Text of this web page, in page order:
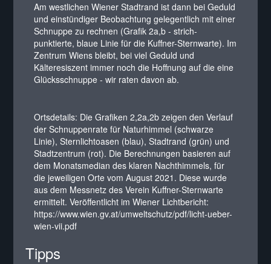
Am westlichen Wiener Stadtrand ist dann bei Geduld
und einstündiger Beobachtung gelegentlich mit einer
Schnuppe zu rechnen (Grafik 2a,b - strich-
punktierte, blaue Linie für die Kuffner-Sternwarte). Im
Zentrum Wiens bleibt, bei viel Geduld und
Kälteresiszent immer noch die Hoffnung auf die eine
Glücksschnuppe - wir raten davon ab.
Ortsdetails: Die Grafiken 2,2a,2b zeigen den Verlauf
der Schnuppenrate für Naturhimmel (schwarze
Linie), Sternlichtoasen (blau), Stadtrand (grün) und
Stadtzentrum (rot). Die Berechnungen basieren auf
dem Monatsmedian des klaren Nachthimmels, für
die jeweiligen Orte vom August 2021. Diese wurde
aus dem Messnetz des Verein Kuffner-Sternwarte
ermittelt. Veröffentlicht im Wiener Lichtbericht:
https://www.wien.gv.at/umweltschutz/pdf/licht-ueber-
wien-vii.pdf
Tipps